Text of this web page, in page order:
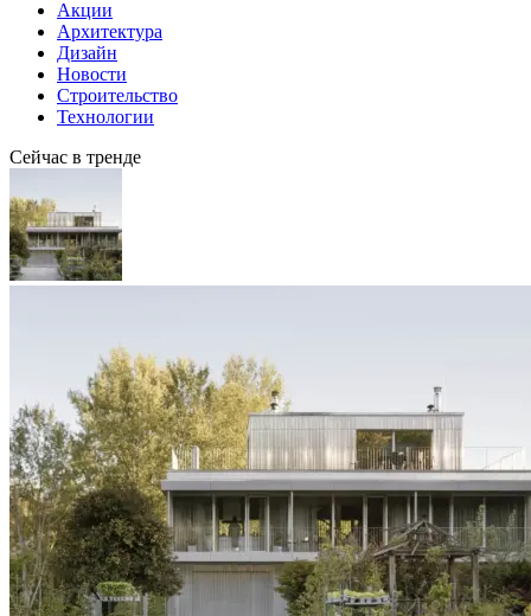
Акции
Архитектура
Дизайн
Новости
Строительство
Технологии
Сейчас в тренде